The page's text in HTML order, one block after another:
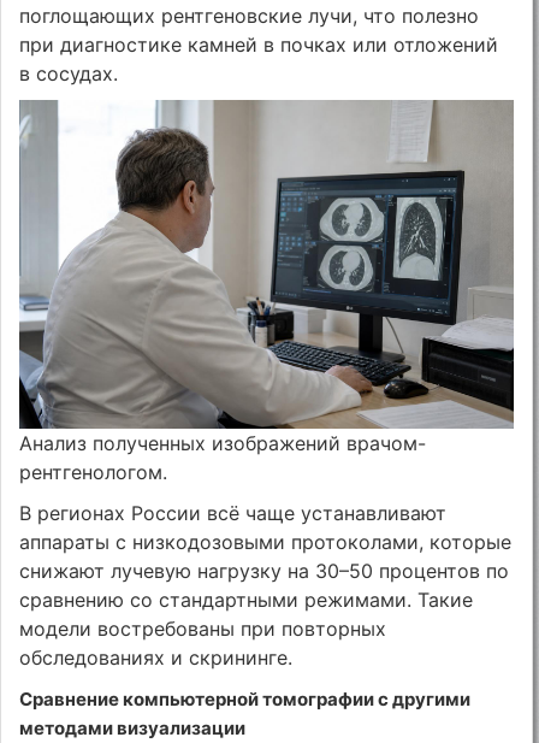
поглощающих рентгеновские лучи, что полезно
при диагностике камней в почках или отложений
в сосудах.
Анализ полученных изображений врачом-
рентгенологом.
В регионах России всё чаще устанавливают
аппараты с низкодозовыми протоколами, которые
снижают лучевую нагрузку на 30–50 процентов по
сравнению со стандартными режимами. Такие
модели востребованы при повторных
обследованиях и скрининге.
Сравнение компьютерной томографии с другими
методами визуализации